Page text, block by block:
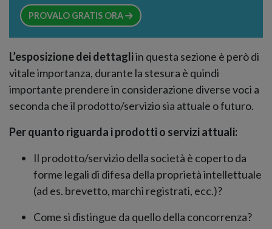
PROVALO GRATIS ORA
L’esposizione dei dettagliin questa sezione è però di
vitale importanza, durante la stesura è quindi
importante prendere in considerazione diverse voci a
seconda che il prodotto/servizio sia attuale o futuro.
Per quanto riguarda i prodotti o servizi attuali:
Il prodotto/servizio della società è coperto da
forme legali di difesa della proprietà intellettuale
(ad es. brevetto, marchi registrati, ecc.)?
Come si distingue da quello della concorrenza?